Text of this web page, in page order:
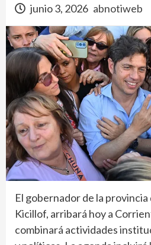
junio 3, 2026 abnotiweb
El gobernador de la
Kicillof, arribará hoy a
combinará actividades